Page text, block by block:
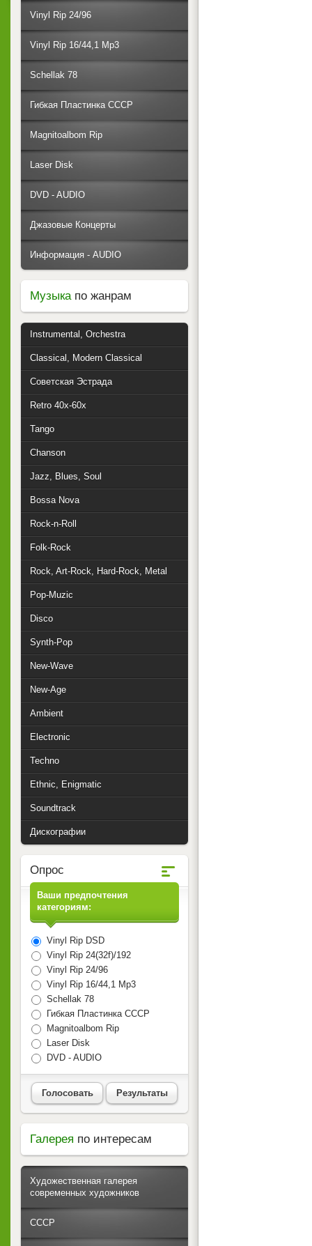
Vinyl Rip 24/96
Vinyl Rip 16/44,1 Mp3
Schellak 78
Гибкая Пластинка СССР
Magnitoalbom Rip
Laser Disk
DVD - AUDIO
Джазовые Концерты
Информация - AUDIO
Музыкапо жанрам
Instrumental, Orchestra
Classical, Modern Classical
Советская Эстрада
Retro 40x-60x
Tango
Chanson
Jazz, Blues, Soul
Bossa Nova
Rock-n-Roll
Folk-Rock
Rock, Art-Rock, Hard-Rock, Metal
Pop-Muzic
Disco
Synth-Pop
New-Wave
New-Age
Ambient
Electronic
Techno
Ethnic, Enigmatic
Soundtrack
Дискографии
Опрос
Ваши предпочтения
категориям:
Vinyl Rip DSD
Vinyl Rip 24(32f)/192
Vinyl Rip 24/96
Vinyl Rip 16/44,1 Mp3
Schellak 78
Гибкая Пластинка СССР
Magnitoalbom Rip
Laser Disk
DVD - AUDIO
Голосовать Результаты
Галерея по интересам
Художественная галерея
современных художников
СССР